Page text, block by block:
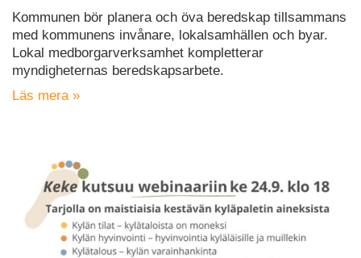
Kommunen bör planera och öva beredskap tillsammans
med kommunens invånare, lokalsamhällen och byar.
Lokal medborgarverksamhet kompletterar
myndigheternas beredskapsarbete.
Läs mera »